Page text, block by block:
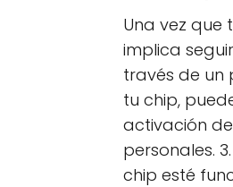
Una vez que
implica
través de un
tu chip,
activación
personales.
chip esté